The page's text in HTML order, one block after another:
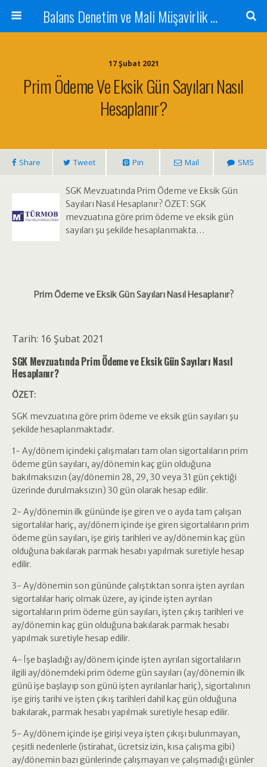
Balans Denetim ve Mali Müşavirlik Hizmetleri
17 Şubat 2021
Prim Ödeme Ve Eksik Gün Sayıları Nasıl
Hesaplanır?
Share Tweet Pin Mail SMS
SGK Mevzuatında Prim Ödeme ve Eksik Gün
Sayıları Nasıl Hesaplanır? ÖZET: SGK
mevzuatına göre prim ödeme ve eksik gün
sayıları şu şekilde hesaplanmakta…
Prim Ödeme ve Eksik Gün Sayıları Nasıl Hesaplanır?
Tarih: 16 Şubat 2021
SGK Mevzuatında Prim Ödeme ve Eksik Gün Sayıları Nasıl
Hesaplanır?
ÖZET:
SGK mevzuatına göre prim ödeme ve eksik gün sayıları şu
şekilde hesaplanmaktadır.
1- Ay/dönem içindeki çalışmaları tam olan sigortalıların prim
ödeme gün sayıları, ay/dönemin kaç gün olduğuna
bakılmaksızın (ay/dönemin 28, 29, 30 veya 31 gün çektiği
üzerinde durulmaksızın) 30 gün olarak hesap edilir.
2- Ay/dönemin ilk gününde işe giren ve o ayda tam çalışan
sigortalılar hariç, ay/dönem içinde işe giren sigortalıların prim
ödeme gün sayıları, işe giriş tarihleri ve ay/dönemin kaç gün
olduğuna bakılarak parmak hesabı yapılmak suretiyle hesap
edilir.
3- Ay/dönemin son gününde çalıştıktan sonra işten ayrılan
sigortalılar hariç olmak üzere, ay içinde işten ayrılan
sigortalıların prim ödeme gün sayıları, işten çıkış tarihleri ve
ay/dönemin kaç gün olduğuna bakılarak parmak hesabı
yapılmak suretiyle hesap edilir.
4- İşe başladığı ay/dönem içinde işten ayrılan sigortalıların
ilgili ay/dönemdeki prim ödeme gün sayıları (ay/dönemin ilk
günü işe başlayıp son günü işten ayrılanlar hariç), sigortalının
işe giriş tarihi ve işten çıkış tarihleri dahil kaç gün olduğuna
bakılarak, parmak hesabı yapılmak suretiyle hesap edilir.
5- Ay/dönem içinde işe girişi veya işten çıkışı bulunmayan,
çeşitli nedenlerle (istirahat, ücretsiz izin, kısa çalışma gibi)
ay/dönemin bazı günlerinde çalışmayan ve çalışmadığı günler